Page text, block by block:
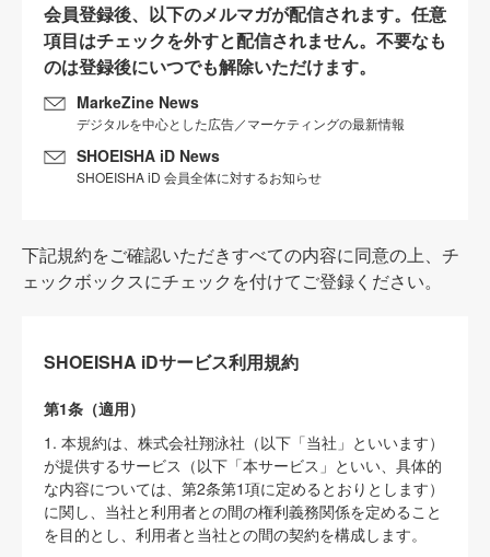
会員登録後、以下のメルマガが配信されます。任意
項目はチェックを外すと配信されません。不要なも
のは登録後にいつでも解除いただけます。
MarkeZine News
デジタルを中心とした広告／マーケティングの最新情報
SHOEISHA iD News
SHOEISHA iD 会員全体に対するお知らせ
下記規約をご確認いただきすべての内容に同意の上、チ
ェックボックスにチェックを付けてご登録ください。
SHOEISHA iDサービス利用規約
第1条（適用）
1. 本規約は、株式会社翔泳社（以下「当社」といいます）
が提供するサービス（以下「本サービス」といい、具体的
な内容については、第2条第1項に定めるとおりとします）
に関し、当社と利用者との間の権利義務関係を定めること
を目的とし、利用者と当社との間の契約を構成します。